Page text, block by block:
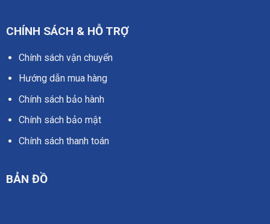
CHÍNH SÁCH & HỖ TRỢ
Chính sách vận chuyển
Hướng dẫn mua hàng
Chính sách bảo hành
Chính sách bảo mật
Chính sách thanh toán
BẢN ĐỒ